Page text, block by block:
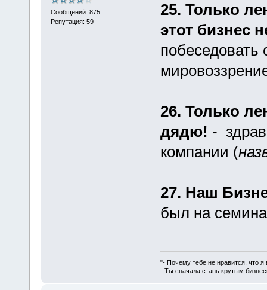
Сообщений: 875
Репутация: 59
25. Только
этот бизнес
26. Только
дядю! -
компании (
27. Наш
был на
"- Почему тебе не нравится, что я
- Ты сначала стань крутым